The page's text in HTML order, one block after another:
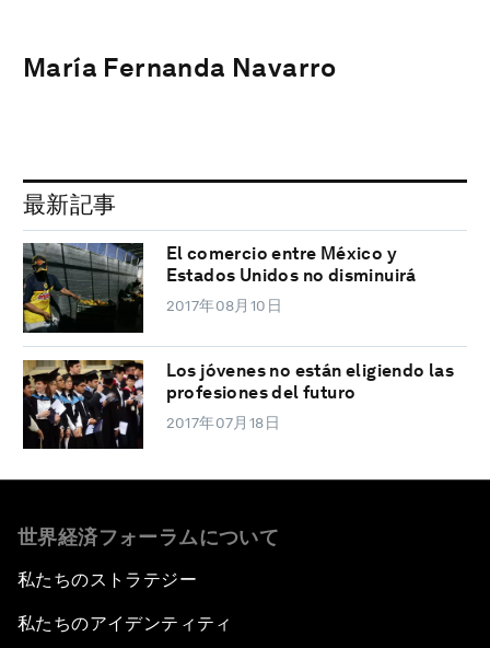
María Fernanda Navarro
最新記事
El comercio entre México y
Estados Unidos no disminuirá
2017年08月10日
Los jóvenes no están eligiendo las
profesiones del futuro
2017年07月18日
世界経済フォーラムについて
私たちのストラテジー
私たちのアイデンティティ